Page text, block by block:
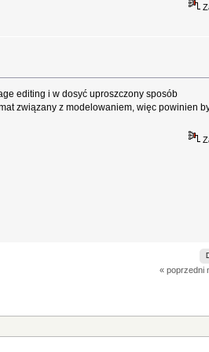
editing i w dosyć uproszczony sposób
związany z modelowaniem, więc powinien
« poprzedni